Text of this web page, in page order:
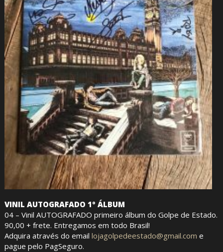
VINIL AUTOGRAFADO 1º ÁLBUM
04 – Vinil AUTOGRAFADO primeiro álbum do Golpe de Estado.
90,00 + frete. Entregamos em todo Brasil!
Adquira através do email lojagolpedeestado@gmail.com e
pague pelo PagSeguro.